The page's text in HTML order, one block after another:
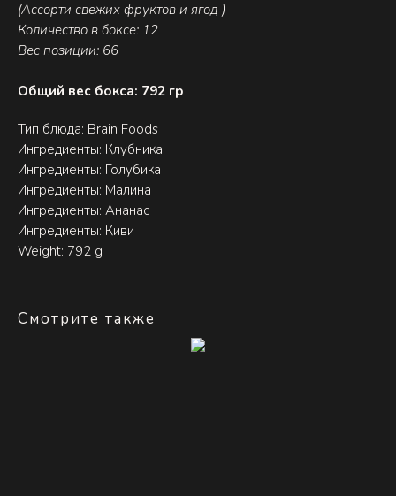
(Ассорти свежих фруктов и ягод )
Количество в боксе: 12
Вес позиции: 66
Общий вес бокса: 792 гр
Тип блюда: Brain Foods
Ингредиенты: Клубника
Ингредиенты: Голубика
Ингредиенты: Малина
Ингредиенты: Ананас
Ингредиенты: Киви
Weight: 792 g
Смотрите также